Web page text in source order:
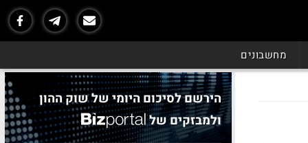
מחשבונים
הירשם לסיכום היומי של שוק ההון
ולמבזקים של